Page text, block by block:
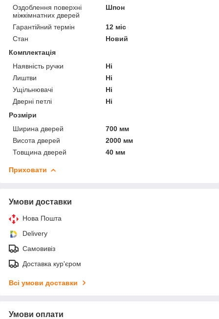
Оздоблення поверхні
міжкімнатних дверей
Шпон
Гарантійний термін
12 міс
Стан
Новий
Комплектація
Наявність ручки
Ні
Лиштви
Ні
Ущільнювачі
Ні
Дверні петлі
Ні
Розміри
Ширина дверей
700 мм
Висота дверей
2000 мм
Товщина дверей
40 мм
Приховати
Умови доставки
Нова Пошта
Delivery
Самовивіз
Доставка кур'єром
Всі умови доставки
Умови оплати